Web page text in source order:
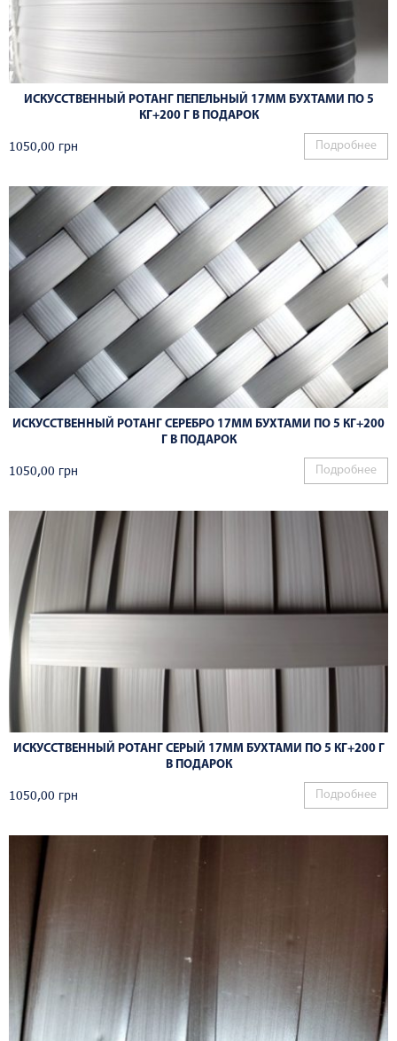
ИСКУССТВЕННЫЙ РОТАНГ ПЕПЕЛЬНЫЙ 17ММ БУХТАМИ ПО 5
КГ+200 Г В ПОДАРОК
1050,00 грн Подробнее
ИСКУССТВЕННЫЙ РОТАНГ СЕРЕБРО 17ММ БУХТАМИ ПО 5 КГ+200
Г В ПОДАРОК
1050,00 грн Подробнее
ИСКУССТВЕННЫЙ РОТАНГ СЕРЫЙ 17ММ БУХТАМИ ПО 5 КГ+200 Г
В ПОДАРОК
1050,00 грн Подробнее